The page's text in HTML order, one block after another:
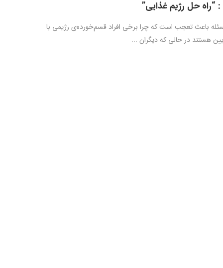
“راه حل رژیم غذایی”
باعث تعجب است که چرا برخی افراد قسم‌خورده‌ی رژیمی با
هستند در حالی که دیگران ...